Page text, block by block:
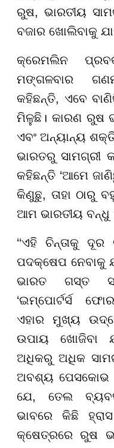
ରୁଷ, ଭାରତୀୟ
ବଜାର ଖୋଲିବାକୁ
କ୍ରେମଲିନ
ମଙ୍ଗଳବାର
କହିଛନ୍ତି, ଏବେ
ମିଳୁଛି। କାରଣ ରୁଷ
ଏବଂ ଅନ୍ୟାନ୍ୟ
ଭାରତରୁ ସାମଗ୍ରୀ
କହିଛନ୍ତି ‘ଆମେ
କିଣୁଛୁ, ତାହା ଠାରୁ
ଆମ ଭାରତୀୟ ବନ୍ଧୁ
‘‘ଏହି ଚିନ୍ତାକୁ
ପଦକ୍ଷେପ ନେବାକୁ
ଭାରତ ଗସ୍ତ
‘ଇମ୍ପୋର୍ଟର୍ସ
ଏହାର ମୁଖ୍ୟ
ଉପାୟ ଖୋଜିବା
ଅଧିକରୁ ଅଧିକ
ଅବଶ୍ୟ
ଯେ, ତେଲ
ଭାବରେ କିଛି
କ୍ଷେତ୍ରରେ ରୁଷ